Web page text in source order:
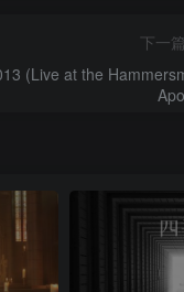
下一
(Live at the